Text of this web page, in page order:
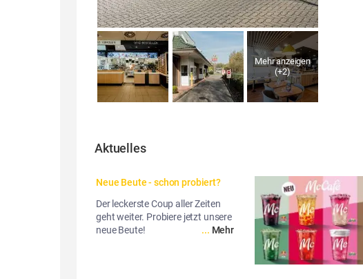
Mehr anzeigen
(+2)
Aktuelles
Neue Beute - schon probiert?
Der leckerste Coup aller Zeiten
geht weiter. Probiere jetzt unsere
neue Beute!
... Mehr